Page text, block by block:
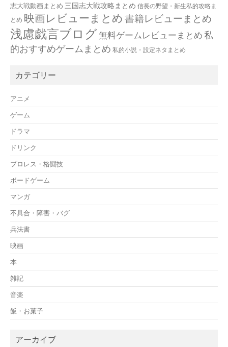
志大戦動画まとめ 三国志大戦攻略まとめ 信長の野望・新生私的攻略ま
とめ 映画レビューまとめ 書籍レビューまとめ
浅慮戯言ブログ無料ゲームレビューまとめ 私
的おすすめゲームまとめ 私的小説・設定ネタまとめ
カテゴリー
アニメ
ゲーム
ドラマ
ドリンク
プロレス・格闘技
ボードゲーム
マンガ
不具合・障害・バグ
兵法書
映画
本
雑記
音楽
飯・お菓子
アーカイブ